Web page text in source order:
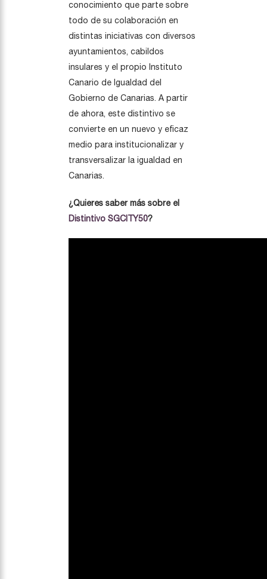
conocimiento que parte sobre
todo de su colaboración en
distintas iniciativas con diversos
ayuntamientos, cabildos
insulares y el propio Instituto
Canario de Igualdad del
Gobierno de Canarias. A partir
de ahora, este distintivo se
convierte en un nuevo y eficaz
medio para institucionalizar y
transversalizar la igualdad en
Canarias.
¿Quieres saber más sobre el
Distintivo SGCITY50?